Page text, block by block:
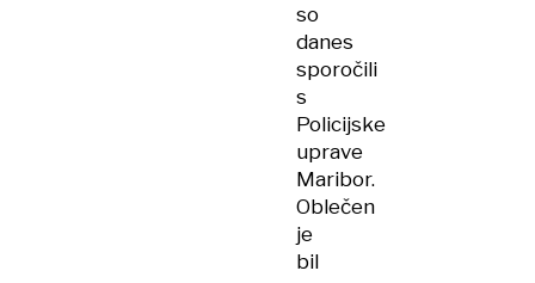
so
danes
sporočili
s
Policijske
uprave
Maribor.
Oblečen
je
bil